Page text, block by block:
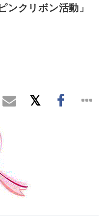
ンクリボン活動」